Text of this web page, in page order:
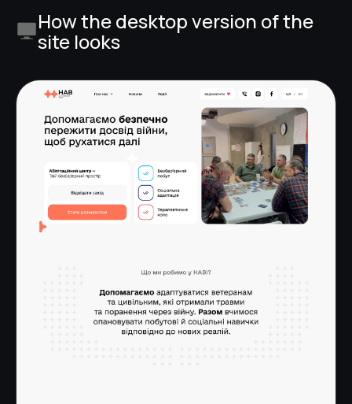
How the desktop version of the
site looks